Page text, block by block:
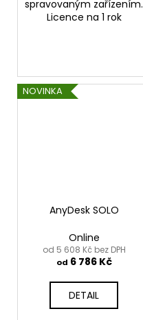
spravovaným zařízením.
Licence na 1 rok
NOVINKA
AnyDesk SOLO
Online
od 5 608 Kč bez DPH
od 6 786 Kč
DETAIL